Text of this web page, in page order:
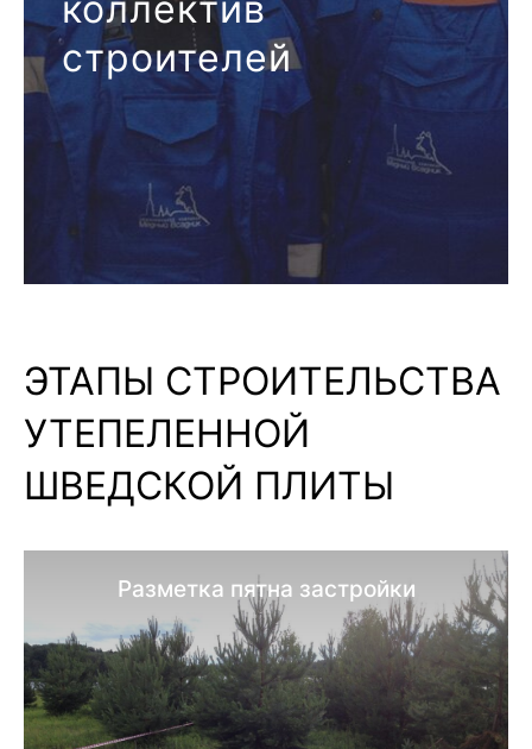
коллектив
строителей
ЭТАПЫ СТРОИТЕЛЬСТВА
УТЕПЕЛЕННОЙ
ШВЕДСКОЙ ПЛИТЫ
Разметка пятна застройки